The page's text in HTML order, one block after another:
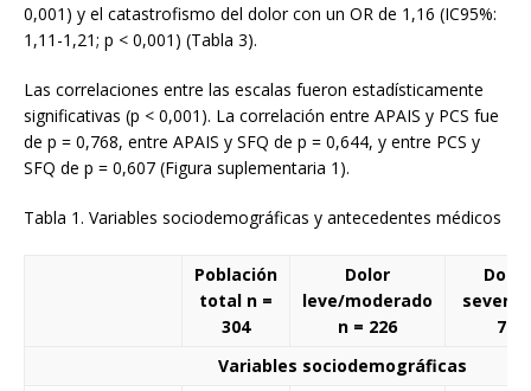
0,001) y el catastrofismo del dolor con un OR de 1,16 (IC95%:
1,11-1,21; p < 0,001) (Tabla 3).
Las correlaciones entre las escalas fueron estadísticamente
significativas (p < 0,001). La correlación entre APAIS y PCS fue
de p = 0,768, entre APAIS y SFQ de p = 0,644, y entre PCS y
SFQ de p = 0,607 (Figura suplementaria 1).
Tabla 1. Variables sociodemográficas y antecedentes médicos
Población
total n =
304
Dolor
leve/moderado
n = 226
Dolor
severo
78
Variables sociodemográficas